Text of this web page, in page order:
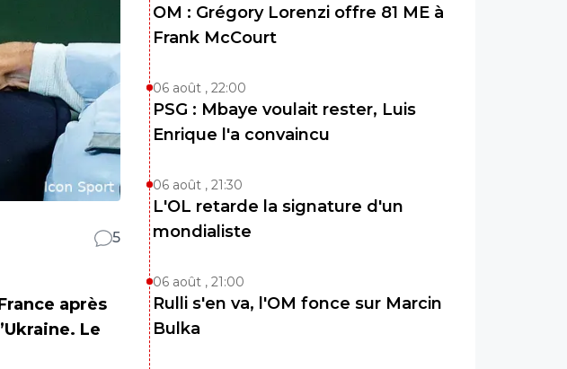
5
après
Le
OM : Grégory Lorenzi offre 81 ME à
Frank McCourt
06 août , 22:00
PSG : Mbaye voulait rester, Luis
Enrique l'a convaincu
06 août , 21:30
L'OL retarde la signature d'un
mondialiste
06 août , 21:00
Rulli s'en va, l'OM fonce sur Marcin
Bulka